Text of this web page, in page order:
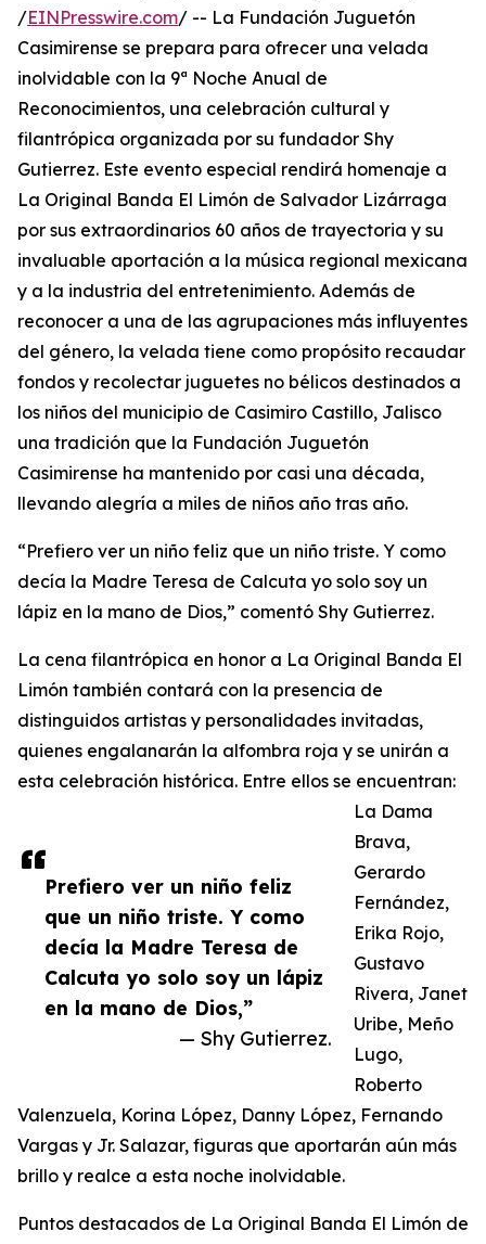
Prefiero ver un niño feliz
que un niño triste. Y como
decía la Madre Teresa de
Calcuta yo solo soy un lápiz
en la mano de Dios,”
— Shy Gutierrez.
/EINPresswire.com/ -- La Fundación Juguetón
Casimirense se prepara para ofrecer una velada
inolvidable con la 9ª Noche Anual de
Reconocimientos, una celebración cultural y
filantrópica organizada por su fundador Shy
Gutierrez. Este evento especial rendirá homenaje a
La Original Banda El Limón de Salvador Lizárraga
por sus extraordinarios 60 años de trayectoria y su
invaluable aportación a la música regional mexicana
y a la industria del entretenimiento. Además de
reconocer a una de las agrupaciones más influyentes
del género, la velada tiene como propósito recaudar
fondos y recolectar juguetes no bélicos destinados a
los niños del municipio de Casimiro Castillo, Jalisco
una tradición que la Fundación Juguetón
Casimirense ha mantenido por casi una década,
llevando alegría a miles de niños año tras año.
“Prefiero ver un niño feliz que un niño triste. Y como
decía la Madre Teresa de Calcuta yo solo soy un
lápiz en la mano de Dios,” comentó Shy Gutierrez.
La cena filantrópica en honor a La Original Banda El
Limón también contará con la presencia de
distinguidos artistas y personalidades invitadas,
quienes engalanarán la alfombra roja y se unirán a
esta celebración histórica. Entre ellos se encuentran:
La Dama
Brava,
Gerardo
Fernández,
Erika Rojo,
Gustavo
Rivera, Janet
Uribe, Meño
Lugo,
Roberto
Valenzuela, Korina López, Danny López, Fernando
Vargas y Jr. Salazar, figuras que aportarán aún más
brillo y realce a esta noche inolvidable.
Puntos destacados de La Original Banda El Limón de